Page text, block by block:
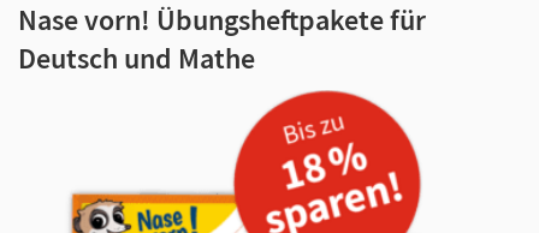
Nase vorn! Übungsheftpakete für
Deutsch und Mathe